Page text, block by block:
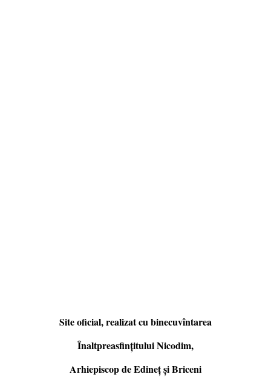
Site oficial, realizat cu binecuvîntarea
Înaltpreasfințitului Nicodim,
Arhiepiscop de Edineţ şi Briceni